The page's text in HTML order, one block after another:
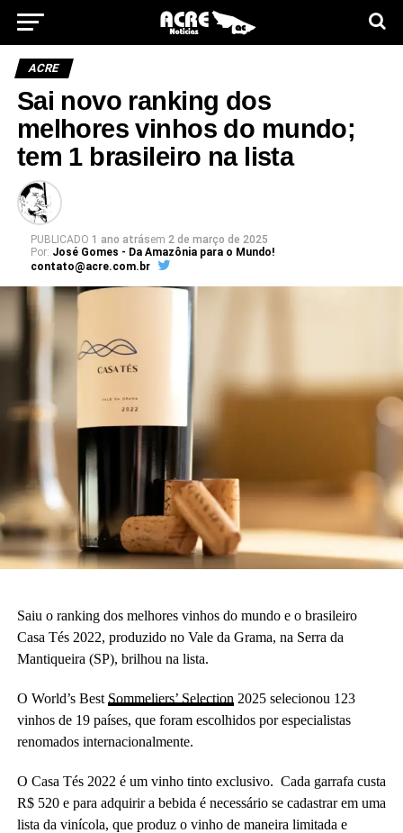
ACRE
Sai novo ranking dos
melhores vinhos do mundo;
tem 1 brasileiro na lista
PUBLICADO 1 ano atrásem 2 de março de 2025
Por: José Gomes - Da Amazônia para o Mundo!
contato@acre.com.br
Saiu o ranking dos melhores vinhos do mundo e o brasileiro
Casa Tés 2022, produzido no Vale da Grama, na Serra da
Mantiqueira (SP), brilhou na lista.
O World’s Best Sommeliers’ Selection 2025 selecionou 123
vinhos de 19 países, que foram escolhidos por especialistas
renomados internacionalmente.
O Casa Tés 2022 é um vinho tinto exclusivo. Cada garrafa custa
R$ 520 e para adquirir a bebida é necessário se cadastrar em uma
lista da vinícola, que produz o vinho de maneira limitada e